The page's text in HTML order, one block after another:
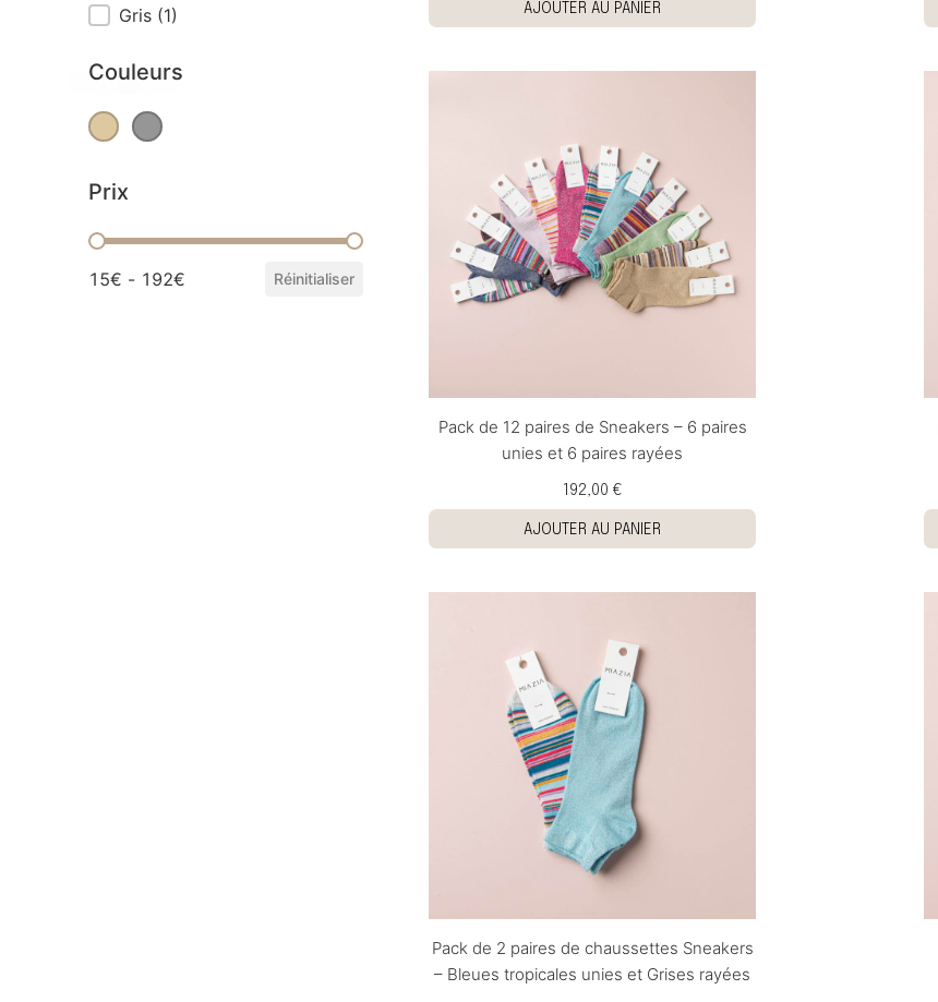
Gris (1)
Couleurs
Couleurs
Beige(1)Gris(1)
Prix
Prix
15€ - 192€ Réinitialiser
AJOUTER AU PANIER
Pack de 12 paires de Sneakers – 6 paires
unies et 6 paires rayées
192,00 €
AJOUTER AU PANIER
Pack de 2 paires de chaussettes Sneakers
– Bleues tropicales unies et Grises rayées